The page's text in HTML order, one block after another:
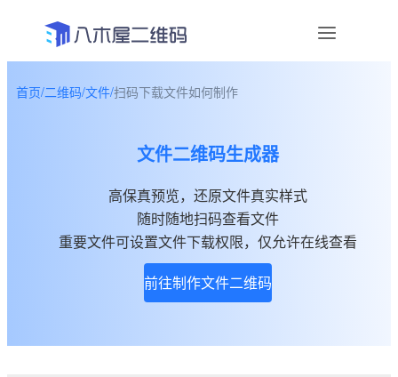
关于我们
首页/二维码/文件/扫码下载文件如何制作
文件二维码生成器
高保真预览，还原文件真实样式
随时随地扫码查看文件
重要文件可设置文件下载权限，仅允许在线查看
前往制作文件二维码